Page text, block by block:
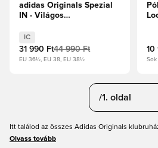
adidas Originals Spezial
IN - Világos
éjszaka
IC
31 990 Ft44 990 Ft
EU 36½, EU 38, EU 38½
10
/1. oldal
Itt találod az összes Adidas Originals
Olvass tovább